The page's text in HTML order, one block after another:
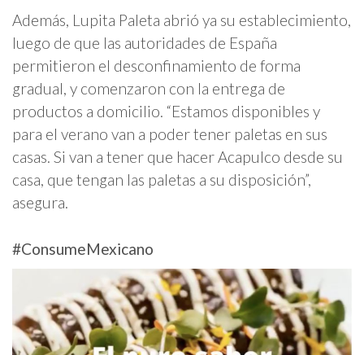
Además, Lupita Paleta abrió ya su establecimiento,
luego de que las autoridades de España
permitieron el desconfinamiento de forma
gradual, y comenzaron con la entrega de
productos a domicilio. “Estamos disponibles y
para el verano van a poder tener paletas en sus
casas. Si van a tener que hacer Acapulco desde su
casa, que tengan las paletas a su disposición”,
asegura.
#ConsumeMexicano